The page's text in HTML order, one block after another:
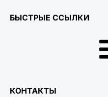
БЫСТРЫЕ ССЫЛКИ
КОНТАКТЫ